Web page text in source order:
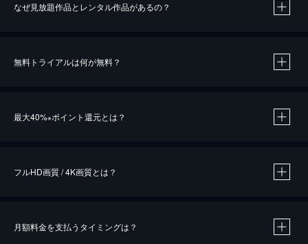
なぜ見放題作品とレンタル作品があるの？
無料トライアルは何が無料？
最大40%※ポイント還元とは？
※40％ポイント還元の対象は、クレジットカード決済による作品の購入 / レンタルです。
iOSアプリのUコイン決済による作品の購入 / レンタルは、20％のポイント還元です。
フルHD画質 / 4K画質とは？
月額料金を支払うタイミングは？